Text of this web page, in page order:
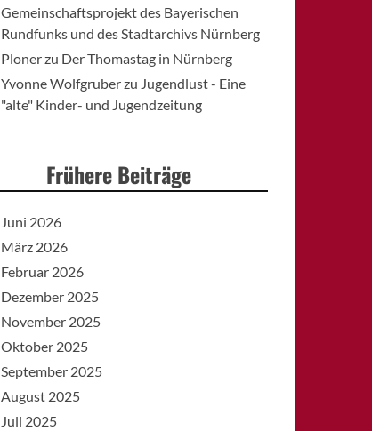
Gemeinschaftsprojekt des Bayerischen
Rundfunks und des Stadtarchivs Nürnberg
Plonerzu Der Thomastag in Nürnberg
Yvonne Wolfgruberzu Jugendlust - Eine
"alte" Kinder- und Jugendzeitung
Frühere Beiträge
Juni 2026
März 2026
Februar 2026
Dezember 2025
November 2025
Oktober 2025
September 2025
August 2025
Juli 2025